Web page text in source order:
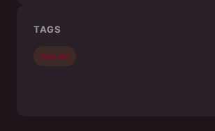
TAGS
beaute